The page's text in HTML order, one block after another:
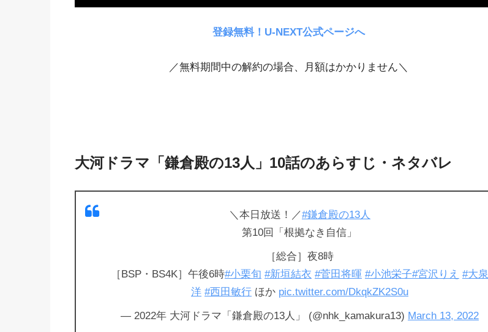
登録無料！U-NEXT公式ページへ
／無料期間中の解約の場合、月額はかかりません＼
大河ドラマ「鎌倉殿の13人」10話のあらすじ・ネタバレ
＼本日放送！／#鎌倉殿の13人
第10回「根拠なき自信」
［総合］夜8時
［BSP・BS4K］午後6時#小栗旬 #新垣結衣 #菅田将暉 #小池栄子#宮沢りえ #大泉
洋 #西田敏行ほか pic.twitter.com/DkqkZK2S0u
— 2022年 大河ドラマ「鎌倉殿の13人」 (@nhk_kamakura13) March 13, 2022